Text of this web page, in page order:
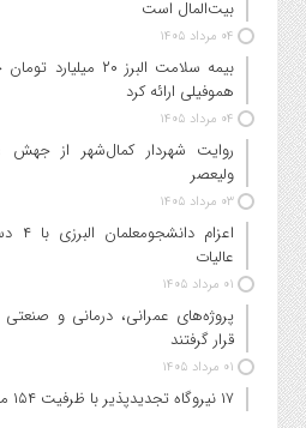
بیت‌المال است
۰۴ مرداد ۱۴۰۵
بیمه سلامت البرز ۲۰
هموفیلی ارائه کرد
۰۴ مرداد ۱۴۰۵
روایت شهردار کمال‌شهر از جهش
ولیعصر
۰۳ مرداد ۱۴۰۵
عالیات
۰۱ مرداد ۱۴۰۵
پروژه‌های عمرانی، درمانی و صنعتی
قرار گرفتند
۰۱ مرداد ۱۴۰۵
۱۷ نیروگاه تجدیدپذیر با ظرفیت ۱۵۴ مگاوات به شبکه پیوست